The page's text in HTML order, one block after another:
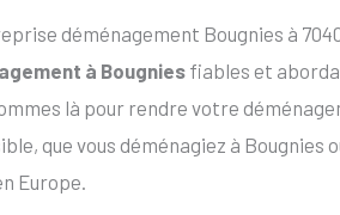
déménagement Bougnies à
à Bougnies fiables et
là pour rendre votre
que vous déménagiez à Bougnies
Europe.